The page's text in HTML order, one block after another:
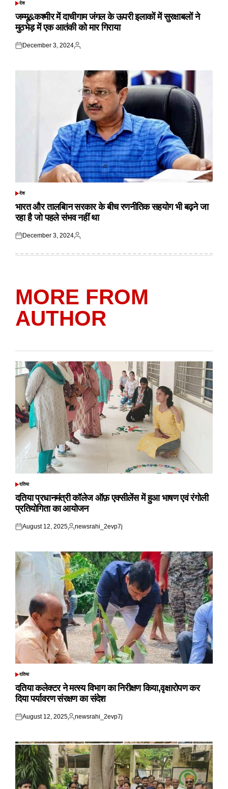
POSTED
देश
जम्मू&कश्मीर में दाचीगाम जंगल के ऊपरी इलाकों में सुरक्षाबलों ने
मुठभेड़ में एक आतंकी को मार गिराया
Posted
December 3, 2024
Posted
POSTED
देश
भारत और तालबिान सरकार के बीच रणनीतिक सहयोग भी बढ़ने जा
रहा है जो पहले संभव नहीं था
Posted
December 3, 2024
Posted
MORE FROM
AUTHOR
POSTED
दतिया
दतिया प्रधानमंत्री कॉलेज ऑफ़ एक्सीलेंस में हुआ भाषण एवं रंगोली
प्रतियोगिता का आयोजन
Posted
August 12, 2025
Posted
newsrahi_2evp7j
POSTED
दतिया
दतिया कलेक्टर ने मत्स्य विभाग का निरीक्षण किया,वृक्षारोपण कर
दिया पर्यावरण संरक्षण का संदेश
Posted
August 12, 2025
Posted
newsrahi_2evp7j